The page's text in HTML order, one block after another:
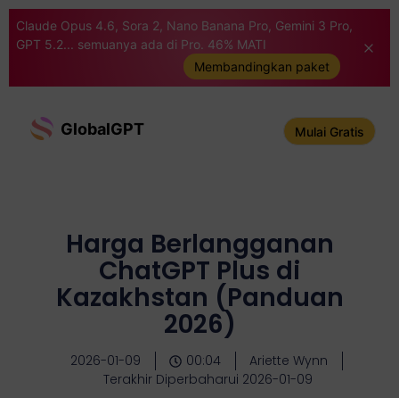
Claude Opus 4.6, Sora 2, Nano Banana Pro, Gemini 3 Pro,
GPT 5.2... semuanya ada di Pro. 46% MATI
Membandingkan paket
GlobalGPT Mulai Gratis
Harga Berlangganan
ChatGPT Plus di
Kazakhstan (Panduan
2026)
2026-01-09 00:04
Ariette Wynn
Terakhir Diperbaharui 2026-01-09